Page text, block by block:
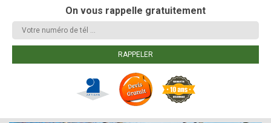
On vous rappelle gratuitement